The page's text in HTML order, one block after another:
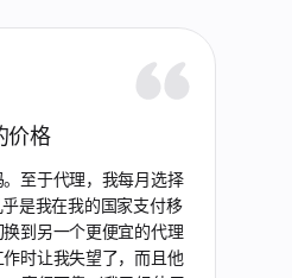
价格
至于代理，我每月选择
是我在我的国家支付移
到另一个更便宜的代理
时让我失望了，而且他